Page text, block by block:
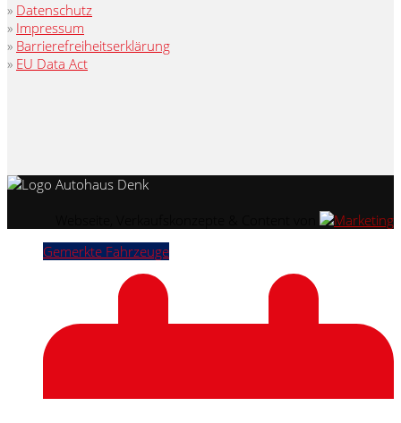
» Datenschutz
» Impressum
» Barrierefreiheitserklärung
» EU Data Act
Gemerkte Fahrzeuge